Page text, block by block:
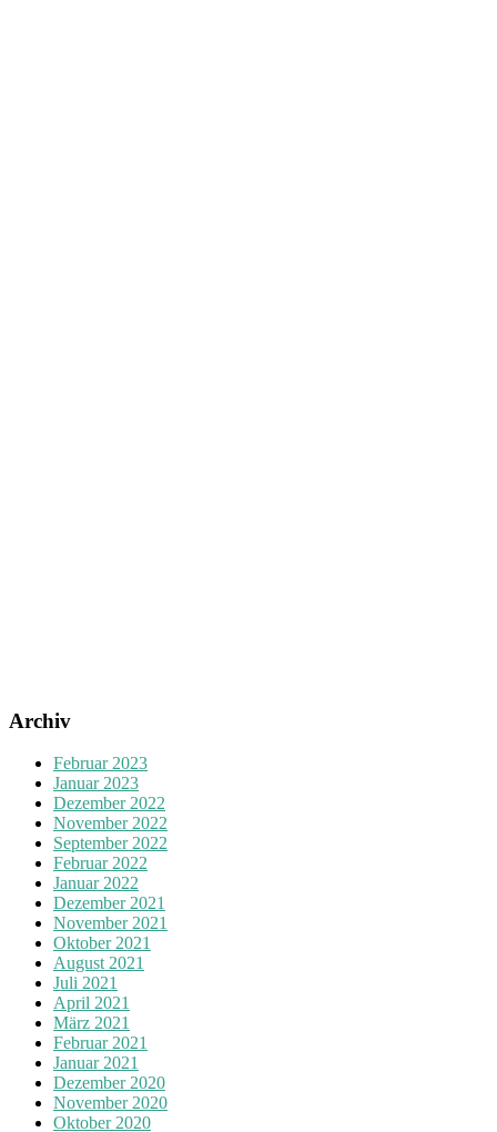
Archiv
Februar 2023
Januar 2023
Dezember 2022
November 2022
September 2022
Februar 2022
Januar 2022
Dezember 2021
November 2021
Oktober 2021
August 2021
Juli 2021
April 2021
März 2021
Februar 2021
Januar 2021
Dezember 2020
November 2020
Oktober 2020